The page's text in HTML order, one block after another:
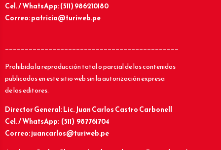
Cel. / WhatsApp: (511) 986210180
Correo: patricia@turiweb.pe
____________________________________________
Prohibida la reproducción total o parcial de los contenidos
publicados en este sitio web sin la autorización expresa
de los editores.
Director General: Lic.Juan Carlos Castro Carbonell
Cel. / WhatsApp: (511) 987761704
Correo: juancarlos@turiweb.pe